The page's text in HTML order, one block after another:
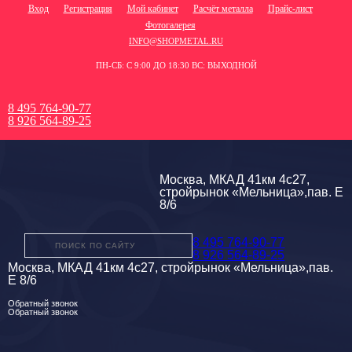
Вход Регистрация Мой кабинет Расчёт металла
Прайс-лист
Фотогалерея
INFO@SHOPMETAL.RU
ПН-СБ: С 9:00 ДО 18:30 ВС: ВЫХОДНОЙ
8 495 764-90-77
8 926 564-89-25
Москва, МКАД 41км 4с27,
стройрынок «Мельница»,пав. Е
8/6
8 495 764-90-77
8 926 564-89-25
Москва, МКАД 41км 4с27, стройрынок «Мельница»,пав.
Е 8/6
Обратный звонок
Обратный звонок